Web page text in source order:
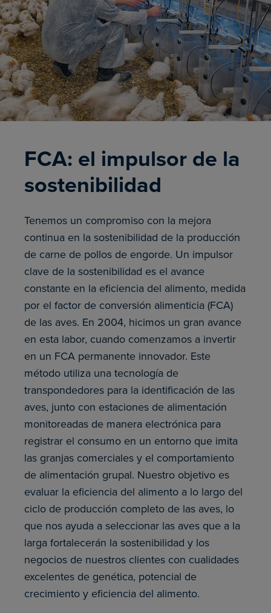
FCA: el impulsor de la
sostenibilidad
Tenemos un compromiso con la mejora
continua en la sostenibilidad de la producción
de carne de pollos de engorde. Un impulsor
clave de la sostenibilidad es el avance
constante en la eficiencia del alimento, medida
por el factor de conversión alimenticia (FCA)
de las aves. En 2004, hicimos un gran avance
en esta labor, cuando comenzamos a invertir
en un FCA permanente innovador. Este
método utiliza una tecnología de
transpondedores para la identificación de las
aves, junto con estaciones de alimentación
monitoreadas de manera electrónica para
registrar el consumo en un entorno que imita
las granjas comerciales y el comportamiento
de alimentación grupal. Nuestro objetivo es
evaluar la eficiencia del alimento a lo largo del
ciclo de producción completo de las aves, lo
que nos ayuda a seleccionar las aves que a la
larga fortalecerán la sostenibilidad y los
negocios de nuestros clientes con cualidades
excelentes de genética, potencial de
crecimiento y eficiencia del alimento.